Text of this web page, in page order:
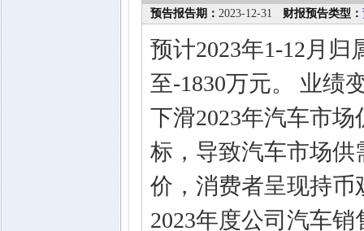
预告报告期： 2023-12-31 财报预告类型：
预计2023年1-12月
至-1830万元。 业绩
下滑2023年汽车市
标，导致汽车市场
价，消费者呈现持
2023年度公司汽车